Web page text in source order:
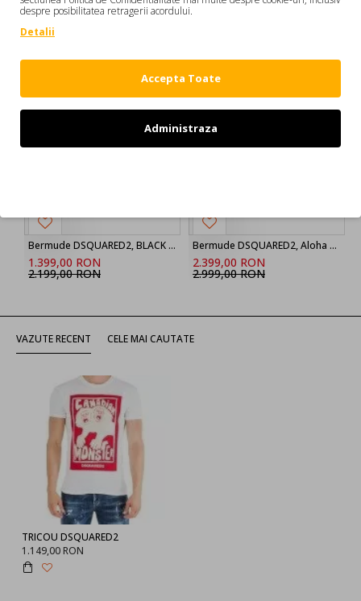
TRICOU DSQUARED2 S71GD0751100 TRICOURI OUTLET
BARBATI
-36 %
Bermude DSQUARED2, BLACK ‘Marine’ denim shorts
1.399,00 RON
2.199,00 RON
Bermude DSQUARED2, Aloha Souvenir Boxer Shorts
2.399,00 RON
2.999,00 RON
VAZUTE RECENT CELE MAI CAUTATE
TRICOU DSQUARED2
1.149,00 RON
despre posibilitatea retragerii acordului.
Detalii
Accepta Toate
Administraza